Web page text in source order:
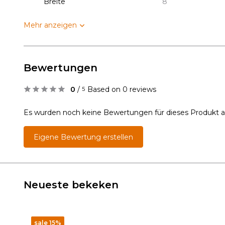
Mehr anzeigen
Bewertungen
0 / 5 Based on 0 reviews
Es wurden noch keine Bewertungen für dieses Produkt
Eigene Bewertung erstellen
Neueste bekeken
sale 15%